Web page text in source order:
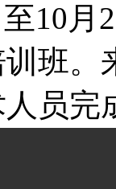
10
班。
员完